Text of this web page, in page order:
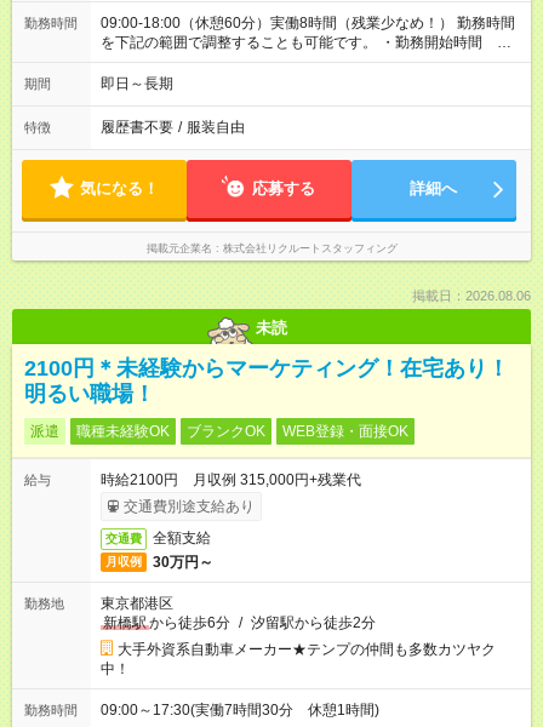
勤務時間
09:00-18:00（休憩60分）実働8時間（残業少なめ！） 勤務時間
を下記の範囲で調整することも可能です。 ・勤務開始時間
09:00～10:00 ・勤務終了時間 17:00～18:00 ・実働 07:00～
08:00
期間 即日～長期
特徴 履歴書不要 / 服装自由
気になる！ 応募する 詳細へ
掲載元企業名 株式会社リクルートスタッフィング
掲載日：2026.08.06
未読
2100円＊未経験からマーケティング！在宅あり！
明るい職場！
派遣 職種未経験OK ブランクOK WEB登録・面接OK
給与
時給2100円 月収例 315,000円+残業代
交通費別途支給あり
交通費 全額支給
月収例 30万円～
勤務地
東京都港区
新橋駅から徒歩6分 / 汐留駅から徒歩2分
大手外資系自動車メーカー★テンプの仲間も多数カツヤク
中！
勤務時間 09:00～17:30(実働7時間30分 休憩1時間)